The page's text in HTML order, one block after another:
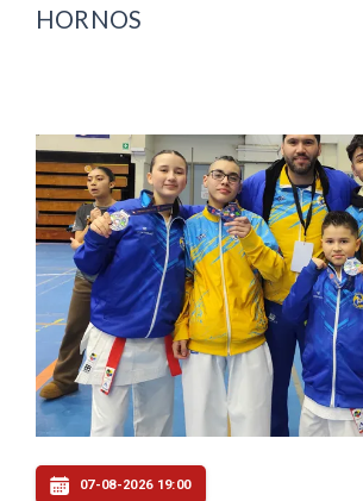
HORNOS
07-08-2026 19:00